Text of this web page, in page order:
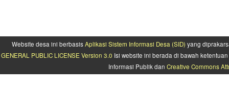
Website desa ini berbasisAplikasi Sistem Informasi Desa (SID) yang
GENERAL PUBLIC LICENSE Version 3.0 Isi website ini berada di bawah
Informasi Publik dan Creative Commons